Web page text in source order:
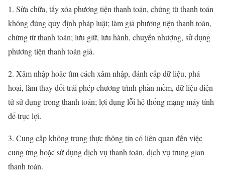
1. Sửa chữa, tẩy xóa phương tiện thanh toán, chứng từ thanh toán
không đúng quy định pháp luật; làm giả phương tiện thanh toán,
chứng từ thanh toán; lưu giữ, lưu hành, chuyển nhượng, sử dụng
phương tiện thanh toán giả.
2. Xâm nhập hoặc tìm cách xâm nhập, đánh cắp dữ liệu, phá
hoại, làm thay đổi trái phép chương trình phần mềm, dữ liệu điện
tử sử dụng trong thanh toán; lợi dụng lỗi hệ thống mạng máy tính
để trục lợi.
3. Cung cấp không trung thực thông tin có liên quan đến việc
cung ứng hoặc sử dụng dịch vụ thanh toán, dịch vụ trung gian
thanh toán.